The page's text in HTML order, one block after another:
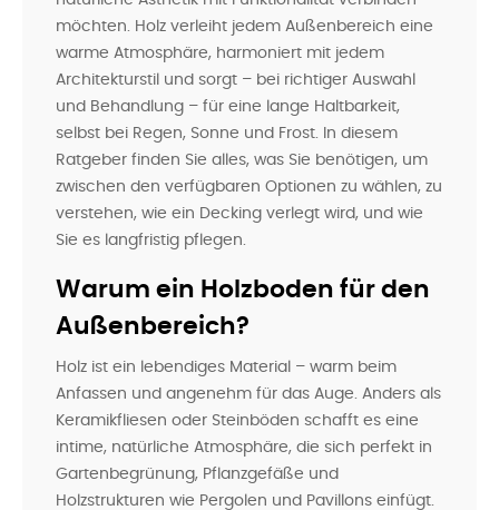
möchten. Holz verleiht jedem Außenbereich eine
warme Atmosphäre, harmoniert mit jedem
Architekturstil und sorgt – bei richtiger Auswahl
und Behandlung – für eine lange Haltbarkeit,
selbst bei Regen, Sonne und Frost. In diesem
Ratgeber finden Sie alles, was Sie benötigen, um
zwischen den verfügbaren Optionen zu wählen, zu
verstehen, wie ein Decking verlegt wird, und wie
Sie es langfristig pflegen.
Warum ein Holzboden für den
Außenbereich?
Holz ist ein lebendiges Material – warm beim
Anfassen und angenehm für das Auge. Anders als
Keramikfliesen oder Steinböden schafft es eine
intime, natürliche Atmosphäre, die sich perfekt in
Gartenbegrünung, Pflanzgefäße und
Holzstrukturen wie Pergolen und Pavillons einfügt.